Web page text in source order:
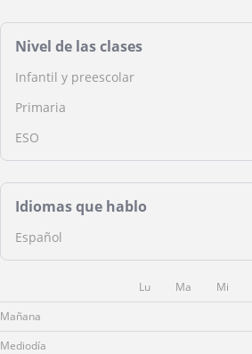
Nivel de las clases
Infantil y preescolar
Primaria
ESO
Idiomas que hablo
Español
Lu Ma Mi
Mañana
Mediodía